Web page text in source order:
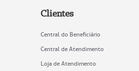
Clientes
Central do Beneficiário
Central de Atendimento
Loja de Atendimento